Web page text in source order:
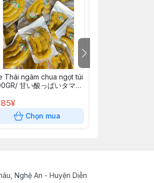
Thái ngâm chua ngọt túi
甘い酸っぱいタマリ
Chọn mua
Nghệ An - Huyện Diễn